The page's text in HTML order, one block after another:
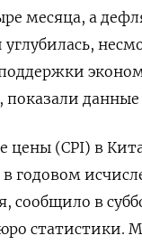
месяца, а
данные
цены (CPI) в
в годовом
в
статистики.